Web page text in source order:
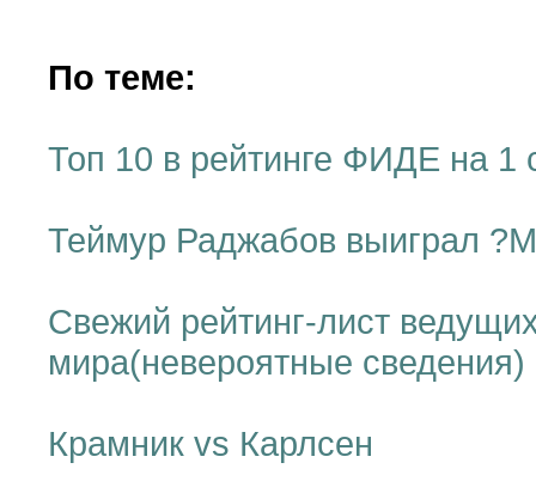
По теме:
Топ 10 в рейтинге ФИДЕ на 1
Теймур Раджабов выиграл
Свежий рейтинг-лист
мира(невероятные сведения)
Крамник vs Карлсен